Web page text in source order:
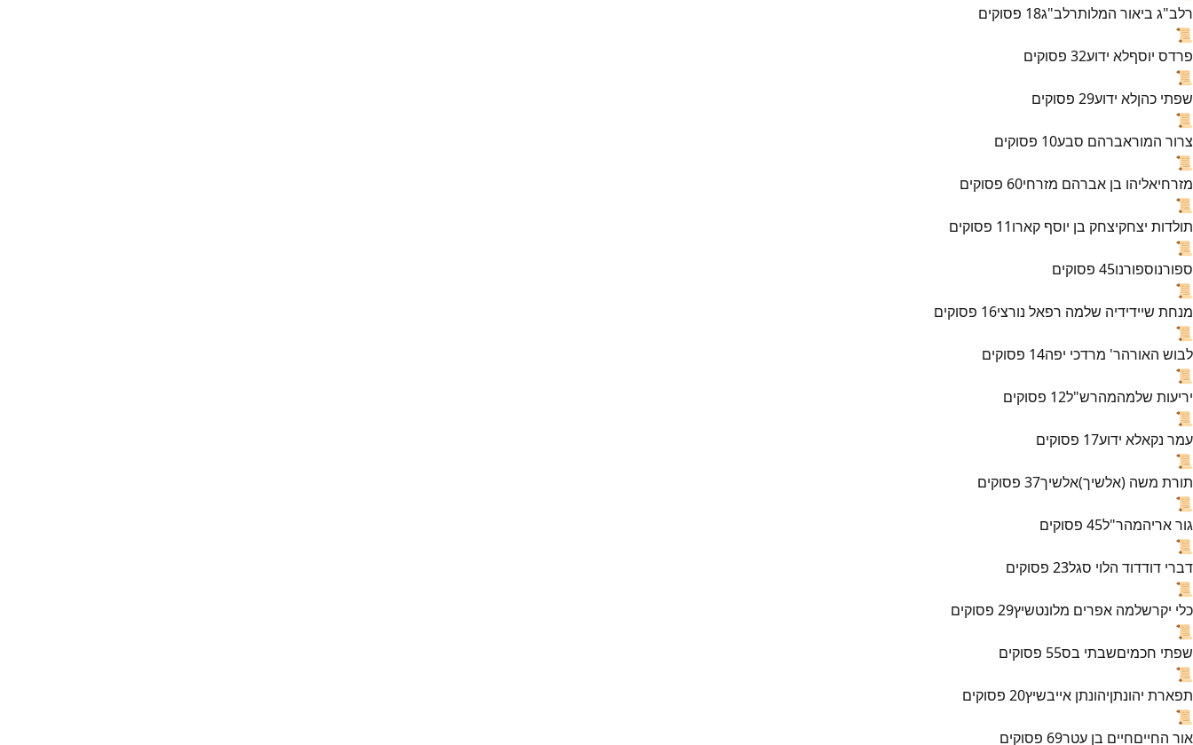
רלב"ג ביאור המלותרלב"ג18 פסוקים
📜
פרדס יוסףלא ידוע32 פסוקים
📜
שפתי כהןלא ידוע29 פסוקים
📜
צרור המוראברהם סבע10 פסוקים
📜
מזרחיאליהו בן אברהם מזרחי60 פסוקים
📜
תולדות יצחקיצחק בן יוסף קארו11 פסוקים
📜
ספורנוספורנו45 פסוקים
📜
מנחת שיידידיה שלמה רפאל נורצי16 פסוקים
📜
לבוש האורהר' מרדכי יפה14 פסוקים
📜
יריעות שלמהמהרש"ל12 פסוקים
📜
עמר נקאלא ידוע17 פסוקים
📜
תורת משה (אלשיך)אלשיך37 פסוקים
📜
גור אריהמהר"ל45 פסוקים
📜
דברי דודדוד הלוי סגל23 פסוקים
📜
כלי יקרשלמה אפרים מלונטשיץ29 פסוקים
📜
שפתי חכמיםשבתי בס55 פסוקים
📜
תפארת יהונתןיהונתן אייבשיץ20 פסוקים
📜
אור החייםחיים בן עטר69 פסוקים